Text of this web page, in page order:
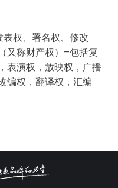
权、署名权、修改
又称财产权）–包括复
表演权，放映权，广播
编权，翻译权，汇编